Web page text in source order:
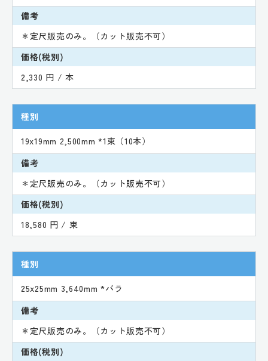
備考
＊定尺販売のみ。（カット販売不可）
価格(税別)
2,330 円 / 本
種別
19x19mm 2,500mm *1束（10本）
備考
＊定尺販売のみ。（カット販売不可）
価格(税別)
18,580 円 / 束
種別
25x25mm 3,640mm *バラ
備考
＊定尺販売のみ。（カット販売不可）
価格(税別)